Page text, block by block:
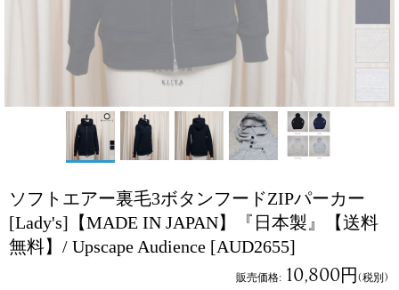
ソフトエアー裏毛3ボタンフードZIPパーカー
[Lady's]【MADE IN JAPAN】『日本製』【送料
無料】/ Upscape Audience [AUD2655]
販売価格: 10,800円(税別)